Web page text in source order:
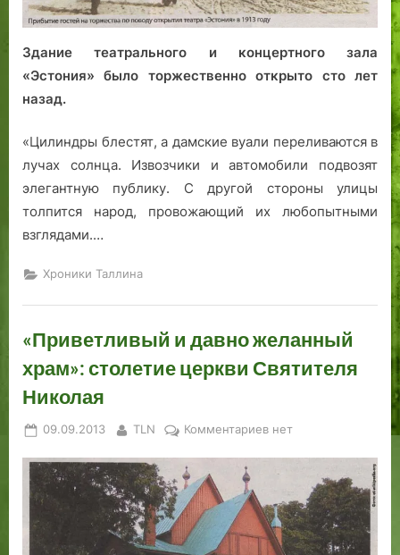
«Эстония»
—
век!
Здание театрального и концертного зала
«Эстония» было торжественно открыто сто лет
назад.
«Цилиндры блестят, а дамские вуали переливаются в
лучах солнца. Извозчики и автомобили подвозят
элегантную публику. С другой стороны улицы
толпится народ, провожающий их любопытными
взглядами.…
Хроники Таллина
«Приветливый и давно желанный
храм»: столетие церкви Святителя
Николая
Posted
09.09.2013 By
TLN Комментариевк
давно
желанный
храм»:
нет